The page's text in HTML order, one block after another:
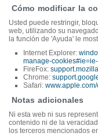
Cómo modificar la
Usted puede restringir,
web, utilizando su
la función de 'Ayuda' le
Internet Explorer:
manage-
FireFox:
Chrome:
Safari:
Notas adicionales
Ni esta web ni sus
contenido ni de la
los terceros mencionados